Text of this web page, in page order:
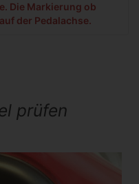
Die Markierung ob
der Pedalachse.
prüfen